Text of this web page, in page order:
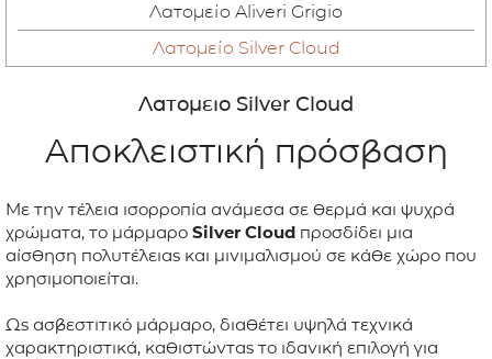
ΛΑΤΟΜΕΙΑ
ΑΝΤΙΠΡΟΣΩΠΕΙΕΣ
ΕΡΓΑ
Λατομείο Aliveri Grigio
Λατομείο Silver Cloud
Λατομειο Silver Cloud
Αποκλειστική πρόσβαση
Με την τέλεια ισορροπία ανάμεσα σε θερμά και ψυχρά
χρώματα, το μάρμαρο Silver Cloud προσδίδει μια
αίσθηση πολυτέλειας και μινιμαλισμού σε κάθε χώρο που
χρησιμοποιείται.
Ως ασβεστιτικό μάρμαρο, διαθέτει υψηλά τεχνικά
χαρακτηριστικά, καθιστώντας το ιδανική επιλογή για